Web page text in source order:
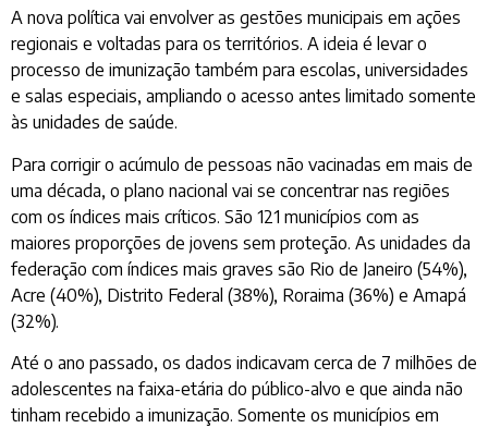
A nova política vai envolver as gestões municipais em ações
regionais e voltadas para os territórios. A ideia é levar o
processo de imunização também para escolas, universidades
e salas especiais, ampliando o acesso antes limitado somente
às unidades de saúde.
Para corrigir o acúmulo de pessoas não vacinadas em mais de
uma década, o plano nacional vai se concentrar nas regiões
com os índices mais críticos. São 121 municípios com as
maiores proporções de jovens sem proteção. As unidades da
federação com índices mais graves são Rio de Janeiro (54%),
Acre (40%), Distrito Federal (38%), Roraima (36%) e Amapá
(32%).
Até o ano passado, os dados indicavam cerca de 7 milhões de
adolescentes na faixa-etária do público-alvo e que ainda não
tinham recebido a imunização. Somente os municípios em